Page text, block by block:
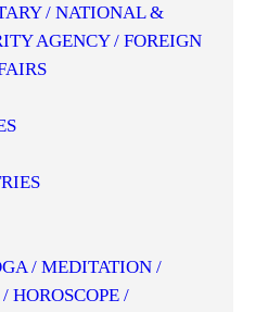
/ NATIONAL &
AGENCY / FOREIGN
/ MEDITATION /
HOROSCOPE /